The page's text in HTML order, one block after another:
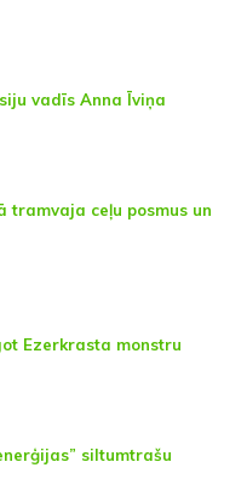
vadīs Anna Īviņa
tramvaja ceļu posmus un
Ezerkrasta monstru
siltumtrašu